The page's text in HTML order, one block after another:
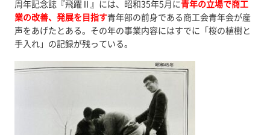
周年記念誌『飛躍Ⅱ』には、昭和35年5月に青年の立場で商工
業の改善、発展を目指す青年部の前身である商工会青年会が産
声をあげたとある。その年の事業内容にはすでに「桜の植樹と
手入れ」の記録が残っている。